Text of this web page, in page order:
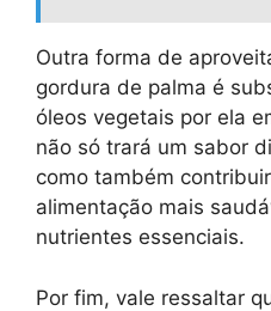
Outra forma de
gordura de palma é
óleos vegetais por ela
não só trará um sabor
como também
alimentação mais
nutrientes essenciais.
Por fim, vale ressaltar